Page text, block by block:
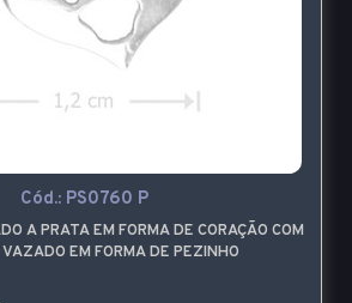
Cód.: PS0760 P
A PRATA EM FORMA DE CORAÇÃO COM
EM FORMA DE PEZINHO